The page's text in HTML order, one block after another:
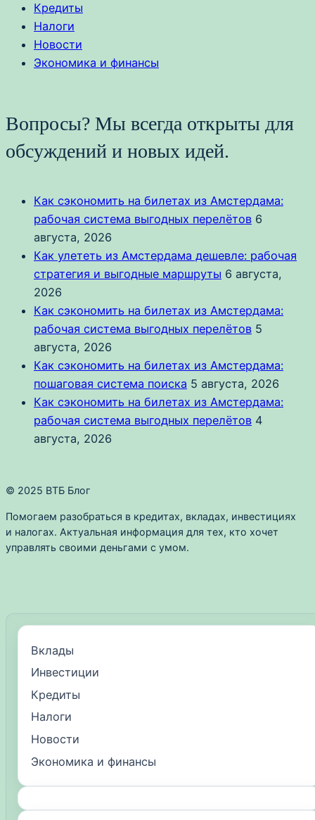
Кредиты
Налоги
Новости
Экономика и финансы
Вопросы? Мы всегда открыты для
обсуждений и новых идей.
Как сэкономить на билетах из Амстердама:
рабочая система выгодных перелётов 6
августа, 2026
Как улететь из Амстердама дешевле: рабочая
стратегия и выгодные маршруты 6 августа,
2026
Как сэкономить на билетах из Амстердама:
рабочая система выгодных перелётов 5
августа, 2026
Как сэкономить на билетах из Амстердама:
пошаговая система поиска 5 августа, 2026
Как сэкономить на билетах из Амстердама:
рабочая система выгодных перелётов 4
августа, 2026
© 2025 ВТБ Блог
Помогаем разобраться в кредитах, вкладах, инвестициях
и налогах. Актуальная информация для тех, кто хочет
управлять своими деньгами с умом.
Вклады
Инвестиции
Кредиты
Налоги
Новости
Экономика и финансы